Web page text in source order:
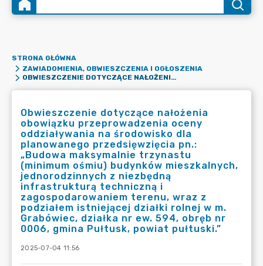
STRONA GŁÓWNA
ZAWIADOMIENIA, OBWIESZCZENIA I OGŁOSZENIA
OBWIESZCZENIE DOTYCZĄCE NAŁOŻENIA OBOWIĄZKU PRZEPROWADZENIA OCENY ODDZIAŁYWANIA NA ŚRODOWISKO DLA PLANOWANEGO PRZEDSIĘWZIĘCIA PN.: „BUDOWA MAKSYMALNIE TRZYNASTU (MINIMUM OŚMIU) BUDYNKÓW MIESZKALNYCH, JEDNORODZINNYCH Z NIEZBĘDNĄ INFRASTRUKTURĄ TECHNICZNĄ I ZAGOSPODAROWANIEM TERENU, WRAZ Z PODZIAŁEM ISTNIEJĄCEJ DZIAŁKI ROLNEJ W M. GRABÓWIEC, DZIAŁKA NR EW. 594, OBRĘB NR 0006, GMINA PUŁTUSK, POWIAT PUŁTUSKI.”
Obwieszczenie dotyczące nałożenia
obowiązku przeprowadzenia oceny
oddziaływania na środowisko dla
planowanego przedsięwzięcia pn.:
„Budowa maksymalnie trzynastu
(minimum ośmiu) budynków mieszkalnych,
jednorodzinnych z niezbędną
infrastrukturą techniczną i
zagospodarowaniem terenu, wraz z
podziałem istniejącej działki rolnej w m.
Grabówiec, działka nr ew. 594, obręb nr
0006, gmina Pułtusk, powiat pułtuski.”
2025-07-04 11:56